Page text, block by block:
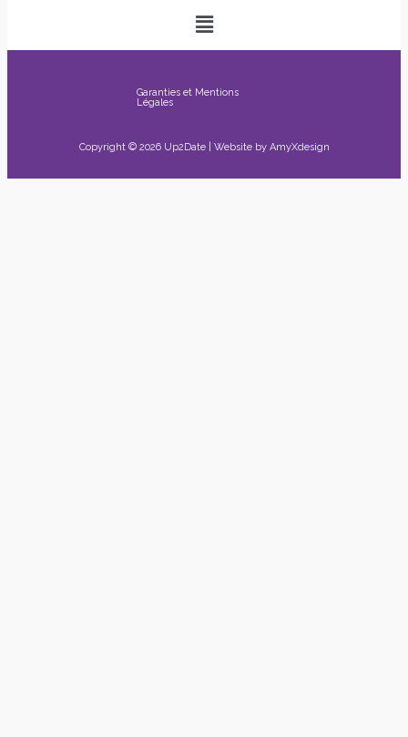
Garanties et Mentions
Légales
Copyright © 2026 Up2Date | Website by AmyXdesign